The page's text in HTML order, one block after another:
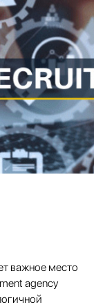
важное место
agency